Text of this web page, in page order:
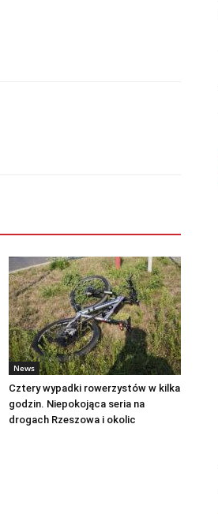
News
Cztery wypadki rowerzystów w kilka
godzin. Niepokojąca seria na
drogach Rzeszowa i okolic